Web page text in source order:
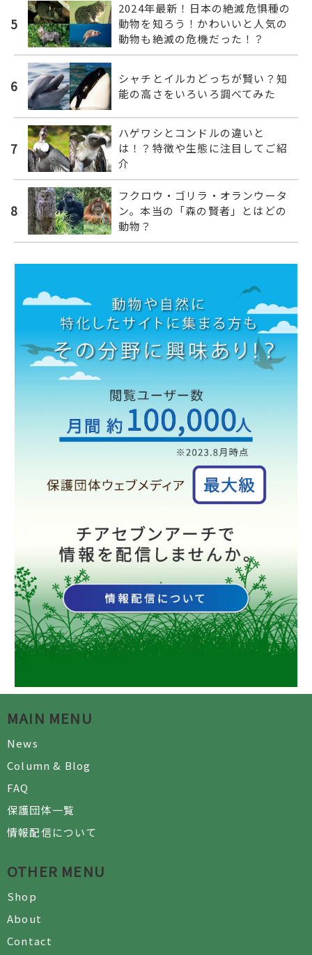
5
2024年最新！日本の絶滅危惧種の
動物を知ろう！かわいいと人気の
動物も絶滅の危機だった！？
6
シャチとイルカどっちが賢い？知
能の高さをいろいろ調べてみた
7
ハゲワシとコンドルの違いと
は！？特徴や生態に注目してご紹
介
8
フクロウ・ゴリラ・オランウータ
ン。本当の「森の賢者」とはどの
動物？
MAIN MENU
News
Column & Blog
FAQ
保護団体一覧
情報配信について
OTHER MENU
Shop
About
Contact